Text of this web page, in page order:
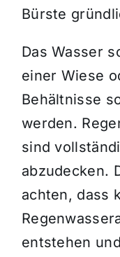
Bürste
Das Wasser
einer Wiese
Behältnisse
werden.
sind
abzudecken.
achten, dass
entstehen